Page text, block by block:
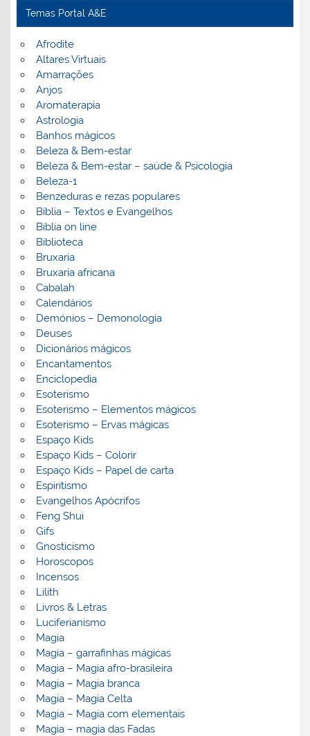
Temas Portal A&E
Afrodite
Altares Virtuais
Amarrações
Anjos
Aromaterapia
Astrologia
Banhos mágicos
Beleza & Bem-estar
Beleza & Bem-estar – saúde & Psicologia
Beleza-1
Benzeduras e rezas populares
Bíblia – Textos e Evangelhos
Biblia on line
Biblioteca
Bruxaria
Bruxaria africana
Cabalah
Calendários
Demónios – Demonologia
Deuses
Dicionários mágicos
Encantamentos
Enciclopedia
Esoterismo
Esoterismo – Elementos mágicos
Esoterismo – Ervas mágicas
Espaço Kids
Espaço Kids – Colorir
Espaço Kids – Papel de carta
Espiritismo
Evangelhos Apócrifos
Feng Shui
Gifs
Gnosticismo
Horoscopos
Incensos
Lilith
Livros & Letras
Luciferianismo
Magia
Magia – garrafinhas mágicas
Magia – Magia afro-brasileira
Magia – Magia branca
Magia – Magia Celta
Magia – Magia com elementais
Magia – magia das Fadas